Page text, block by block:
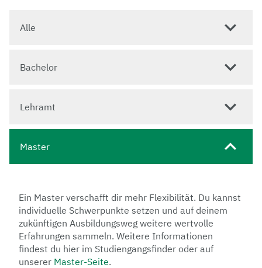
Alle
Bachelor
Lehramt
Master
Ein Master verschafft dir mehr Flexibilität. Du kannst
individuelle Schwerpunkte setzen und auf deinem
zukünftigen Ausbildungsweg weitere wertvolle
Erfahrungen sammeln. Weitere Informationen
findest du hier im Studiengangsfinder oder auf
unserer Master-Seite.